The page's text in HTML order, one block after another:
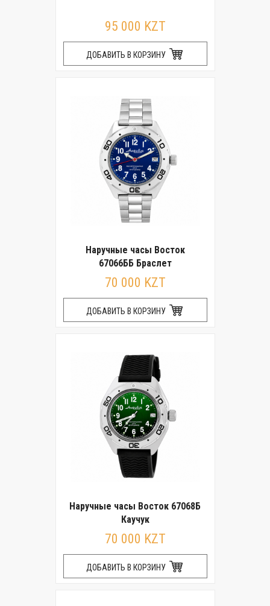
95 000 KZT
ДОБАВИТЬ В КОРЗИНУ
Наручные часы Восток
67066ББ Браслет
70 000 KZT
ДОБАВИТЬ В КОРЗИНУ
Наручные часы Восток 67068Б
Каучук
70 000 KZT
ДОБАВИТЬ В КОРЗИНУ